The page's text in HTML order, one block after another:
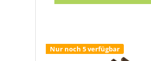
Nur noch 5 verfügbar